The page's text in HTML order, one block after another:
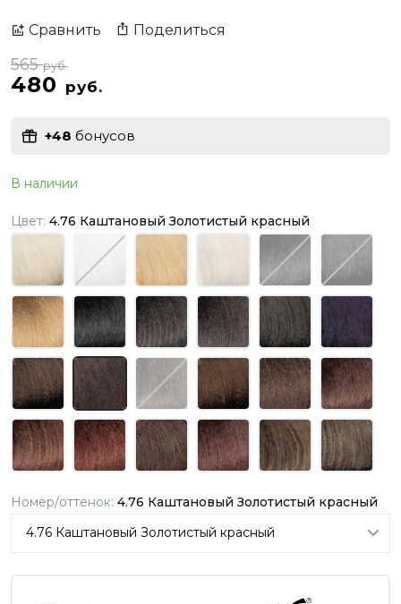
Сравнить Поделиться
480 руб.
565руб.
+48 бонусов
В наличии
Цвет: 4.76 Каштановый Золотистый красный
Номер/оттенок: 4.76 Каштановый Золотистый красный